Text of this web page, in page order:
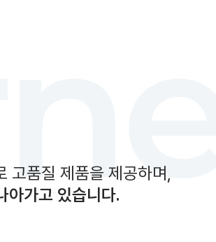
고품질 제품을 제공하며,
아가고 있습니다.